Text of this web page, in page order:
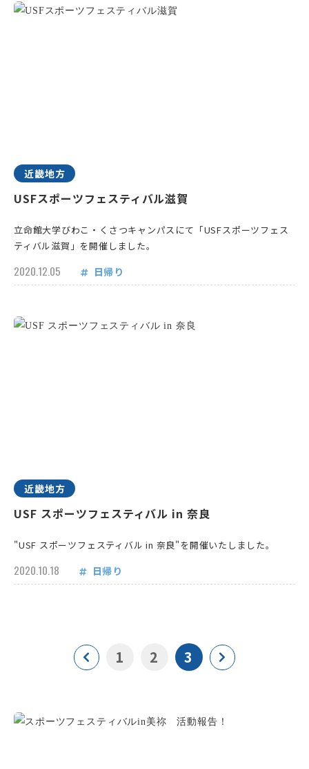
近畿地方
USFスポーツフェスティバル滋賀
立命館大学びわこ・くさつキャンパスにて「USFスポーツフェス
ティバル滋賀」を開催しました。
2020.12.05 日帰り
近畿地方
USF スポーツフェスティバル in 奈良
"USF スポーツフェスティバル in 奈良"を開催いたしました。
2020.10.18 日帰り
1 2 3